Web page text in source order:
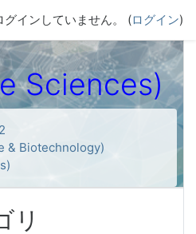
グインしていません。 (ログイン)
Sciences)
& Biotechnology)
リ